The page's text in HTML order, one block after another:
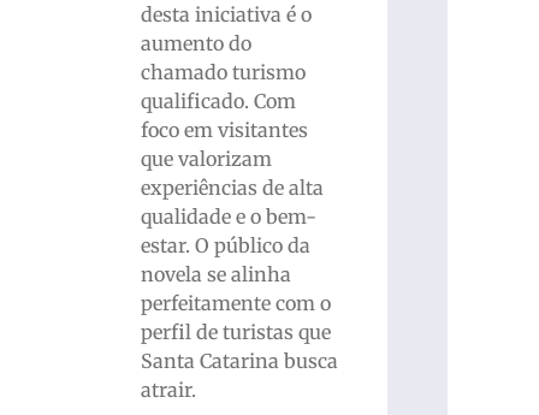
desta iniciativa é o
aumento do
chamado turismo
qualificado. Com
foco em visitantes
que valorizam
experiências de alta
qualidade e o bem-
estar. O público da
novela se alinha
perfeitamente com o
perfil de turistas que
Santa Catarina busca
atrair.